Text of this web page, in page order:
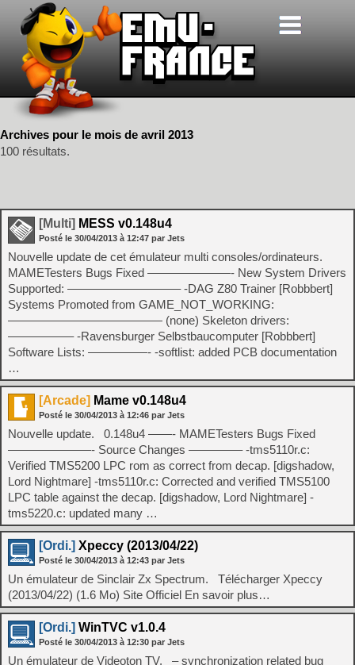
Archives pour le mois de avril 2013
100 résultats.
[Multi] MESS v0.148u4
Posté le 30/04/2013 à 12:47 par Jets
Nouvelle update de cet émulateur multi consoles/ordinateurs.
MAMETesters Bugs Fixed ———————- New System Drivers
Supported: —————————– -DAG Z80 Trainer [Robbbert]
Systems Promoted from GAME_NOT_WORKING:
————————————— (none) Skeleton drivers:
—————– -Ravensburger Selbstbaucomputer [Robbbert]
Software Lists: —————- -softlist: added PCB documentation
…
[Arcade] Mame v0.148u4
Posté le 30/04/2013 à 12:46 par Jets
Nouvelle update. 0.148u4 ——- MAMETesters Bugs Fixed
———————- Source Changes ————– -tms5110r.c:
Verified TMS5200 LPC rom as correct from decap. [digshadow,
Lord Nightmare] -tms5110r.c: Corrected and verified TMS5100
LPC table against the decap. [digshadow, Lord Nightmare] -
tms5220.c: updated many …
[Ordi.] Xpeccy (2013/04/22)
Posté le 30/04/2013 à 12:43 par Jets
Un émulateur de Sinclair Zx Spectrum. Télécharger Xpeccy
(2013/04/22) (1.6 Mo) Site Officiel En savoir plus…
[Ordi.] WinTVC v1.0.4
Posté le 30/04/2013 à 12:30 par Jets
Un émulateur de Videoton TV. – synchronization related bug